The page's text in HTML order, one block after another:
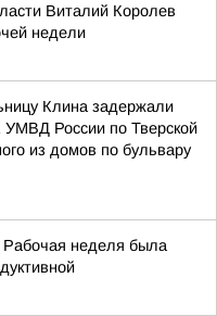
Виталий Королев
недели
Клина задержали
УМВД России по Тверской
из домов по бульвару
неделя была